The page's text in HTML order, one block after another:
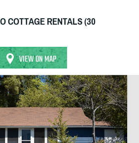
COTTAGE RENTALS (30
VIEW ON MAP